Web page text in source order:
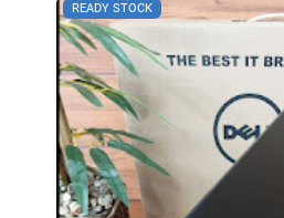
READY STOCK